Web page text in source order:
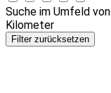
Suche im Umfeld von
Kilometer
Filter zurücksetzen